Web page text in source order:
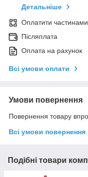
Детальніше
Оплатити частинами
Післяплата
Оплата на рахунок
Всі умови оплати
Умови повернення
Повернення товару
Всі умови повернення
Подібні товари